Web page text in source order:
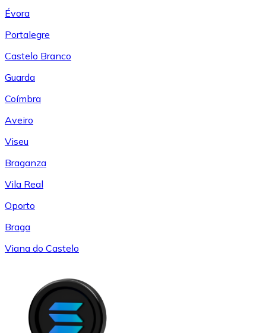
Évora
Portalegre
Castelo Branco
Guarda
Coímbra
Aveiro
Viseu
Braganza
Vila Real
Oporto
Braga
Viana do Castelo